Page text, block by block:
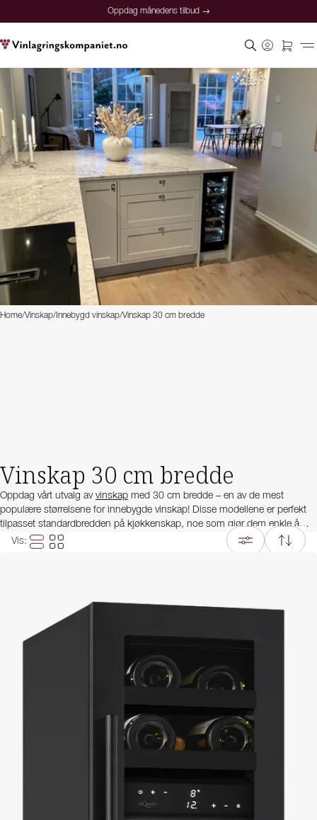
Oppdag månedens tilbud →
Home/Vinskap/ Innebygd vinskap/Vinskap 30 cm bredde
Vinskap 30 cm bredde
Oppdag vårt utvalg av vinskap med 30 cm bredde – en av de mest
populære størrelsene for innebygde vinskap! Disse modellene er perfekt
tilpasset standardbredden på kjøkkenskap, noe som gjør dem enkle å
integrere sømløst i ethvert kjøkken. Til tross for sin slanke design, har et
ved ideell serveringstemperatur samtidig. På grunn av den store
etterspørselen finnes disse vinskapene i en rekke ulike design og
funksjoner. Merker som mQuvée tilbyr til og med modeller som kan
kjøkkeninnredningen din. Utforsk vårt brede utvalg av 30 cm brede
vinskap, og finn den ideelle løsningen for din vinsamling og ditt kjøkken!
Vis: